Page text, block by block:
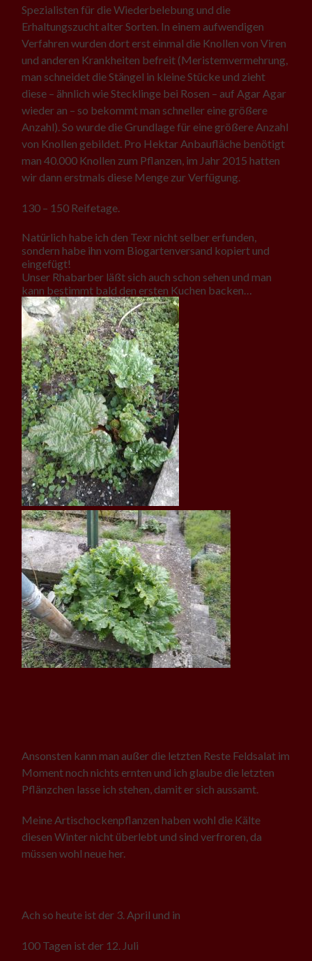
Spezialisten für die Wiederbelebung und die
Erhaltungszucht alter Sorten. In einem aufwendigen
Verfahren wurden dort erst einmal die Knollen von Viren
und anderen Krankheiten befreit (Meristemvermehrung,
man schneidet die Stängel in kleine Stücke und zieht
diese – ähnlich wie Stecklinge bei Rosen – auf Agar Agar
wieder an – so bekommt man schneller eine größere
Anzahl). So wurde die Grundlage für eine größere Anzahl
von Knollen gebildet. Pro Hektar Anbaufläche benötigt
man 40.000 Knollen zum Pflanzen, im Jahr 2015 hatten
wir dann erstmals diese Menge zur Verfügung.
130 – 150 Reifetage.
Natürlich habe ich den Texr nicht selber erfunden,
sondern habe ihn vom Biogartenversand kopiert und
eingefügt!
Unser Rhabarber läßt sich auch schon sehen und man
kann bestimmt bald den ersten Kuchen backen…
Ansonsten kann man außer die letzten Reste Feldsalat im
Moment noch nichts ernten und ich glaube die letzten
Pflänzchen lasse ich stehen, damit er sich aussamt.
Meine Artischockenpflanzen haben wohl die Kälte
diesen Winter nicht überlebt und sind verfroren, da
müssen wohl neue her.
Ach so heute ist der 3. April und in
100 Tagen ist der 12. Juli